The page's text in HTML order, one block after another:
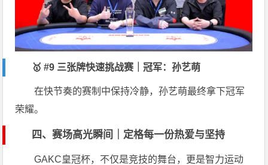
🥇 #9 三张牌快速挑战赛｜冠军：孙艺萌
在快节奏的赛制中保持冷静，孙艺萌最终拿下冠军
荣耀。
四、赛场高光瞬间｜定格每一份热爱与坚持
GAKC皇冠杯，不仅是竞技的舞台，更是智力运动